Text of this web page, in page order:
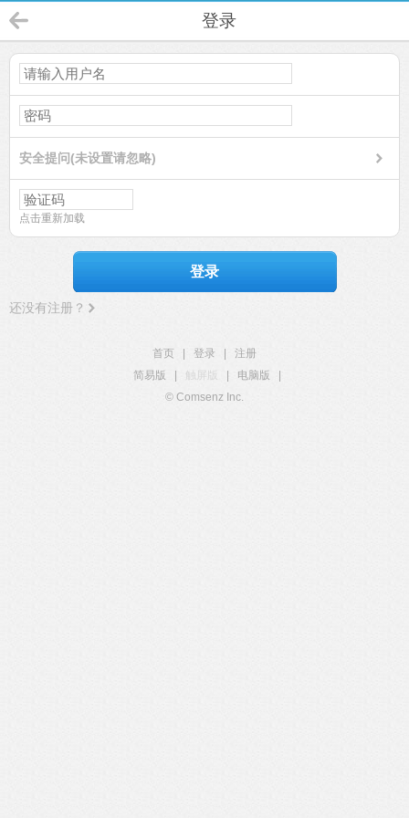
登录
安全提问(未设置请忽略)
点击重新加载
登录
还没有注册？
首页 登录
注册
简易版
触屏版 电脑版
© Comsenz Inc.